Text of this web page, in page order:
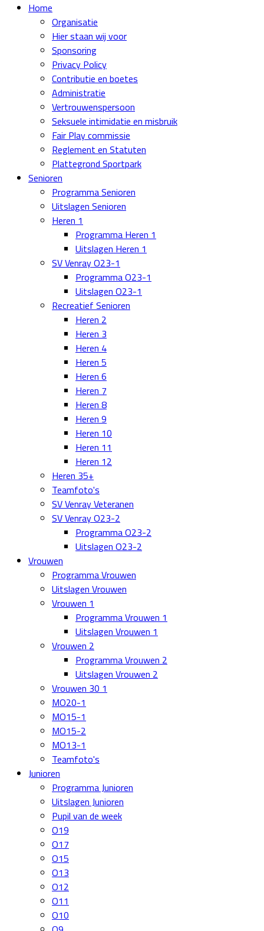
Home
Organisatie
Hier staan wij voor
Sponsoring
Privacy Policy
Contributie en boetes
Administratie
Vertrouwenspersoon
Seksuele intimidatie en misbruik
Fair Play commissie
Reglement en Statuten
Plattegrond Sportpark
Senioren
Programma Senioren
Uitslagen Senioren
Heren 1
Programma Heren 1
Uitslagen Heren 1
SV Venray O23-1
Programma O23-1
Uitslagen O23-1
Recreatief Senioren
Heren 2
Heren 3
Heren 4
Heren 5
Heren 6
Heren 7
Heren 8
Heren 9
Heren 10
Heren 11
Heren 12
Heren 35+
Teamfoto's
SV Venray Veteranen
SV Venray O23-2
Programma O23-2
Uitslagen O23-2
Vrouwen
Programma Vrouwen
Uitslagen Vrouwen
Vrouwen 1
Programma Vrouwen 1
Uitslagen Vrouwen 1
Vrouwen 2
Programma Vrouwen 2
Uitslagen Vrouwen 2
Vrouwen 30 1
MO20-1
MO15-1
MO15-2
MO13-1
Teamfoto's
Junioren
Programma Junioren
Uitslagen Junioren
Pupil van de week
O19
O17
O15
O13
O12
O11
O10